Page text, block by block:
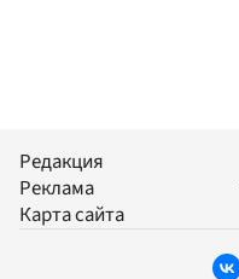
Редакция
Реклама
Карта сайта